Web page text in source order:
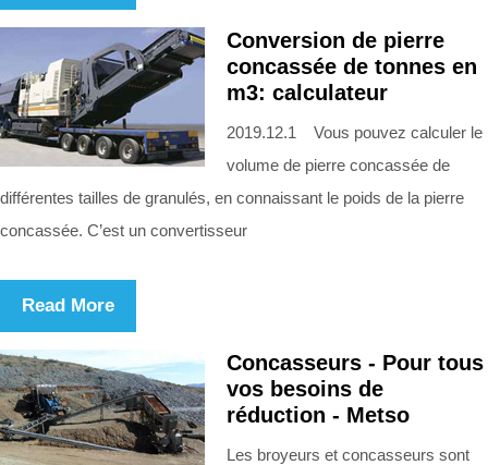
Conversion de pierre
concassée de tonnes en
m3: calculateur
2019.12.1 Vous pouvez calculer le
volume de pierre concassée de
différentes tailles de granulés, en connaissant le poids de la pierre
concassée. C’est un convertisseur
Read More
Concasseurs - Pour tous
vos besoins de
réduction - Metso
Les broyeurs et concasseurs sont